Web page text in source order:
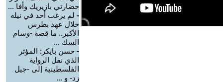
حضارتي بازيريك وأفا ...
- لم يرغب أحد في نيله
خلال عهد بطرس
الأكبر.. ما قصة -وسام
السك ...
- حسن بايكر: المؤثر
الذي نقل الرواية
الفلسطينية إلى -جيل
زد- و ...